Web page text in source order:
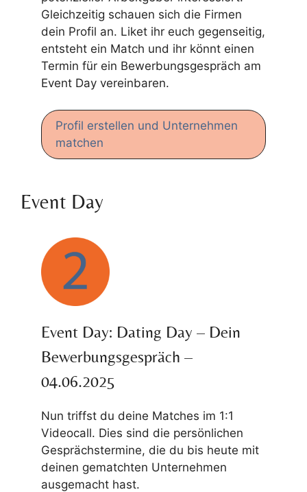
Gleichzeitig schauen sich die Firmen
dein Profil an. Liket ihr euch gegenseitig,
entsteht ein Match und ihr könnt einen
Termin für ein Bewerbungsgespräch am
Event Day vereinbaren.
Profil erstellen und Unternehmen
matchen
Event Day
Event Day: Dating Day – Dein
Bewerbungsgespräch –
04.06.2025
Nun triffst du deine Matches im 1:1
Videocall. Dies sind die persönlichen
Gesprächstermine, die du bis heute mit
deinen gematchten Unternehmen
ausgemacht hast.